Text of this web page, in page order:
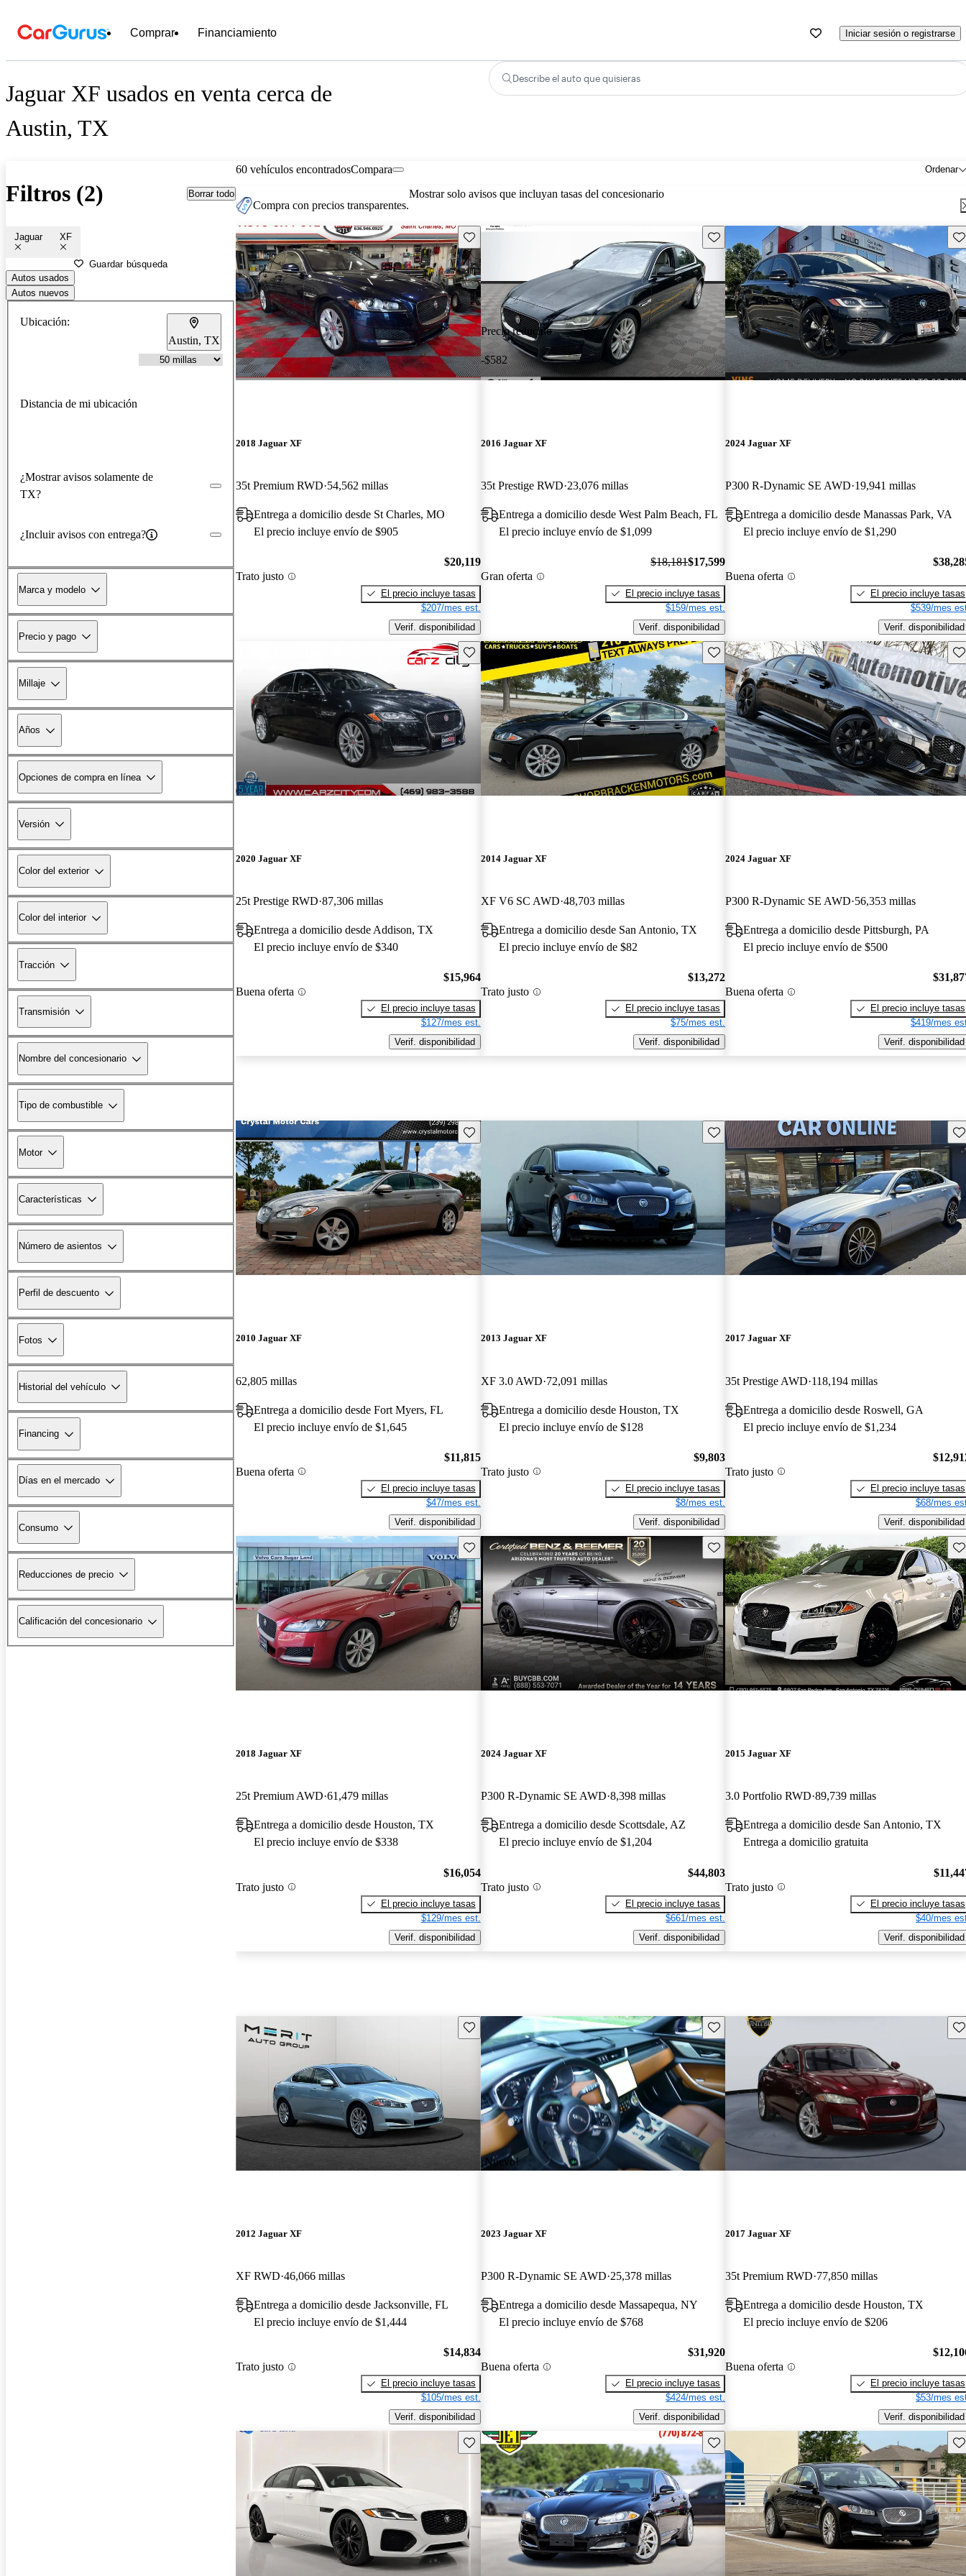
Comprar Financiamiento Iniciar sesión o registrarse
Jaguar XF usados en venta cerca de
Austin, TX
Describe el auto que quisieras
Filtros (2) Borrar todo
Jaguar XF
Guardar búsqueda
Autos usados
Autos nuevos
Ubicación:
Austin, TX
Distancia de mi ubicación
¿Mostrar avisos solamente de
TX?
¿Incluir avisos con entrega?
Marca y modelo
Precio y pago
Millaje
Años
Opciones de compra en línea
Versión
Color del exterior
Color del interior
Tracción
Transmisión
Nombre del concesionario
Tipo de combustible
Motor
Características
Número de asientos
Perfil de descuento
Fotos
Historial del vehículo
Financing
Días en el mercado
Consumo
Reducciones de precio
Calificación del concesionario
60 vehículos encontrados Ordenar
Compara
Compra con precios transparentes.
Mostrar solo avisos que incluyan tasas del concesionario
Guarda este Aviso
2018 Jaguar XF
35t Premium RWD 54,562 millas
Entrega a domicilio desde St Charles, MO
El precio incluye envío de $905
Trato justo
$20,119
El precio incluye tasas
$207/mes est.
Verif. disponibilidad
Precio reducido
-$582
Guarda este Aviso
2016 Jaguar XF
35t Prestige RWD 23,076 millas
Entrega a domicilio desde West Palm Beach, FL
El precio incluye envío de $1,099
Gran oferta
$18,181$17,599
El precio incluye tasas
$159/mes est.
Verif. disponibilidad
2024 Jaguar XF
P300 R-Dynamic SE AWD 19,941 millas
Entrega a domicilio desde Manassas Park, VA
El precio incluye envío de $1,290
Buena oferta
El precio incluye tasas
$539/mes
Verif. disponibilidad
Guarda este Aviso
2020 Jaguar XF
25t Prestige RWD 87,306 millas
Entrega a domicilio desde Addison, TX
El precio incluye envío de $340
Buena oferta
$15,964
El precio incluye tasas
$127/mes est.
Verif. disponibilidad
Guarda este Aviso
2014 Jaguar XF
XF V6 SC AWD 48,703 millas
Entrega a domicilio desde San Antonio, TX
El precio incluye envío de $82
Trato justo
$13,272
El precio incluye tasas
$75/mes est.
Verif. disponibilidad
2024 Jaguar XF
P300 R-Dynamic SE AWD 56,353 millas
Entrega a domicilio desde Pittsburgh, PA
El precio incluye envío de $500
Buena oferta
El precio incluye tasas
$419/mes
Verif. disponibilidad
Guarda este Aviso
2010 Jaguar XF
62,805 millas
Entrega a domicilio desde Fort Myers, FL
El precio incluye envío de $1,645
Buena oferta
$11,815
El precio incluye tasas
$47/mes est.
Verif. disponibilidad
Guarda este Aviso
2013 Jaguar XF
XF 3.0 AWD 72,091 millas
Entrega a domicilio desde Houston, TX
El precio incluye envío de $128
Trato justo
$9,803
El precio incluye tasas
$8/mes est.
Verif. disponibilidad
2017 Jaguar XF
35t Prestige AWD 118,194 millas
Entrega a domicilio desde Roswell, GA
El precio incluye envío de $1,234
Trato justo
El precio incluye tasas
$68/mes
Verif. disponibilidad
Guarda este Aviso
2018 Jaguar XF
25t Premium AWD 61,479 millas
Entrega a domicilio desde Houston, TX
El precio incluye envío de $338
Trato justo
$16,054
El precio incluye tasas
$129/mes est.
Verif. disponibilidad
Guarda este Aviso
2024 Jaguar XF
P300 R-Dynamic SE AWD 8,398 millas
Entrega a domicilio desde Scottsdale, AZ
El precio incluye envío de $1,204
Trato justo
$44,803
El precio incluye tasas
$661/mes est.
Verif. disponibilidad
2015 Jaguar XF
3.0 Portfolio RWD 89,739 millas
Entrega a domicilio desde San Antonio, TX
Entrega a domicilio gratuita
Trato justo
El precio incluye tasas
$40/mes
Verif. disponibilidad
Guarda este Aviso
2012 Jaguar XF
XF RWD 46,066 millas
Entrega a domicilio desde Jacksonville, FL
El precio incluye envío de $1,444
Trato justo
$14,834
El precio incluye tasas
$105/mes est.
Verif. disponibilidad
¡Nuevo!
Guarda este Aviso
2023 Jaguar XF
P300 R-Dynamic SE AWD 25,378 millas
Entrega a domicilio desde Massapequa, NY
El precio incluye envío de $768
Buena oferta
$31,920
El precio incluye tasas
$424/mes est.
Verif. disponibilidad
2017 Jaguar XF
35t Premium RWD 77,850 millas
Entrega a domicilio desde Houston, TX
El precio incluye envío de $206
Buena oferta
El precio incluye tasas
$53/mes
Verif. disponibilidad
Guarda este Aviso Guarda este Aviso